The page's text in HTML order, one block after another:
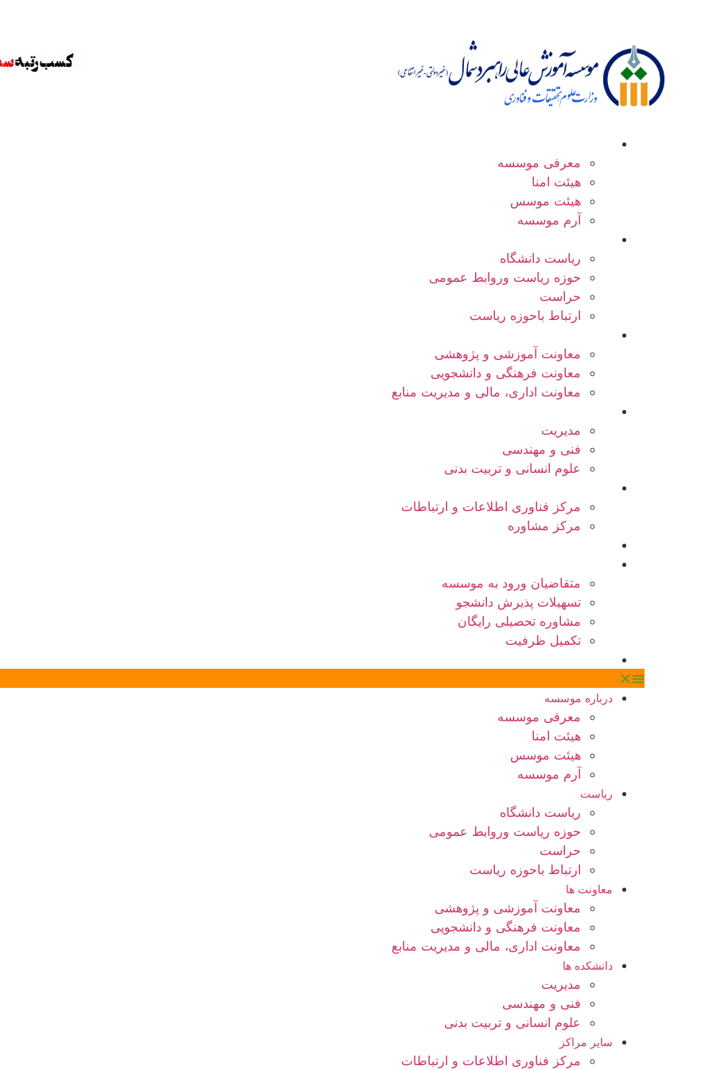
معرفی موسسه
هیئت امنا
هیئت موسس
آرم موسسه
ریاست دانشگاه
حوزه ریاست وروابط عمومی
حراست
ارتباط باحوزه ریاست
معاونت آموزشی و پژوهشی
معاونت فرهنگی و دانشجویی
معاونت اداری، مالی و مدیریت منابع
مدیریت
فنی و مهندسی
علوم انسانی و تربیت بدنی
مرکز فناوری اطلاعات و ارتباطات
مرکز مشاوره
متقاضیان ورود به موسسه
تسهیلات پذیرش دانشجو
مشاوره تحصیلی رایگان
تکمیل ظرفیت
درباره موسسه
معرفی موسسه
هیئت امنا
هیئت موسس
آرم موسسه
ریاست
ریاست دانشگاه
حوزه ریاست وروابط عمومی
حراست
ارتباط باحوزه ریاست
معاونت ها
معاونت آموزشی و پژوهشی
معاونت فرهنگی و دانشجویی
معاونت اداری، مالی و مدیریت منابع
دانشکده ها
مدیریت
فنی و مهندسی
علوم انسانی و تربیت بدنی
سایر مراکز
مرکز فناوری اطلاعات و ارتباطات